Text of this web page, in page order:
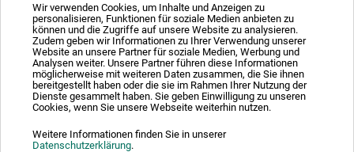
Wir verwenden Cookies, um Inhalte und Anzeigen zu
personalisieren, Funktionen für soziale Medien anbieten zu
können und die Zugriffe auf unsere Website zu analysieren.
Zudem geben wir Informationen zu Ihrer Verwendung unserer
Website an unsere Partner für soziale Medien, Werbung und
Analysen weiter. Unsere Partner führen diese Informationen
möglicherweise mit weiteren Daten zusammen, die Sie ihnen
bereitgestellt haben oder die sie im Rahmen Ihrer Nutzung der
Dienste gesammelt haben. Sie geben Einwilligung zu unseren
Cookies, wenn Sie unsere Webseite weiterhin nutzen.
Weitere Informationen finden Sie in unserer
Datenschutzerklärung.
Absolut sikker
Betalingsmetoder